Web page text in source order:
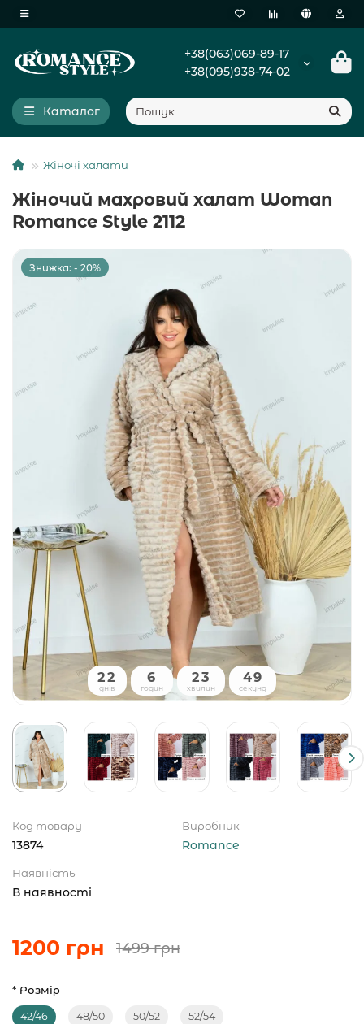
+38(063)069-89-17
+38(095)938-74-02
Каталог
Жіночі халати
Жіночий махровий халат Woman
Romance Style 2112
Знижка: - 20%
22
днів
6
годин
23
хвилин
49
секунд
Код товару
13874
Виробник
Romance
Наявність
В наявності
1200 грн 1499 грн
* Розмір
42/46 48/50 50/52 52/54